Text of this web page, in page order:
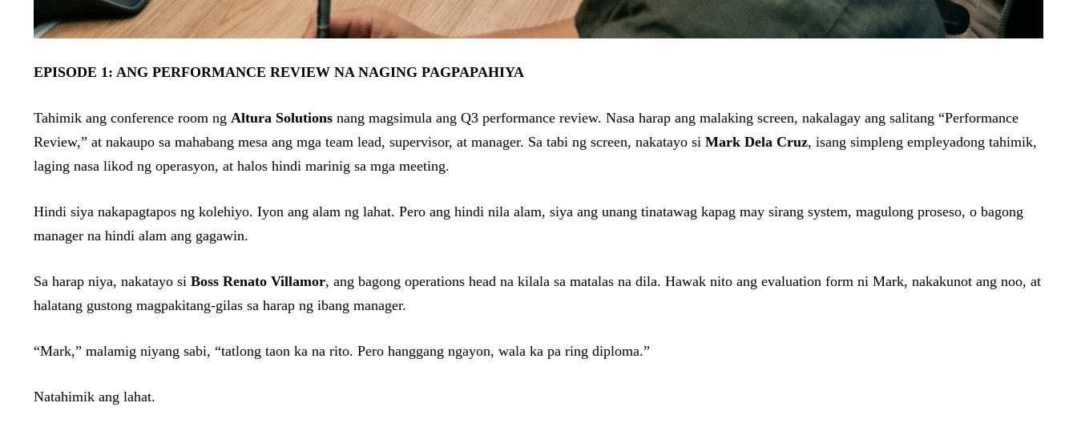
EPISODE 1: ANG PERFORMANCE REVIEW NA NAGING PAGPAPAHIYA
Tahimik ang conference room ng Altura Solutions nang magsimula ang Q3 performance review. Nasa harap ang malaking screen, nakalagay ang salitang “Performance
Review,” at nakaupo sa mahabang mesa ang mga team lead, supervisor, at manager. Sa tabi ng screen, nakatayo si Mark Dela Cruz, isang simpleng empleyadong tahimik,
laging nasa likod ng operasyon, at halos hindi marinig sa mga meeting.
Hindi siya nakapagtapos ng kolehiyo. Iyon ang alam ng lahat. Pero ang hindi nila alam, siya ang unang tinatawag kapag may sirang system, magulong proseso, o bagong
manager na hindi alam ang gagawin.
Sa harap niya, nakatayo si Boss Renato Villamor, ang bagong operations head na kilala sa matalas na dila. Hawak nito ang evaluation form ni Mark, nakakunot ang noo, at
halatang gustong magpakitang-gilas sa harap ng ibang manager.
“Mark,” malamig niyang sabi, “tatlong taon ka na rito. Pero hanggang ngayon, wala ka pa ring diploma.”
Natahimik ang lahat.